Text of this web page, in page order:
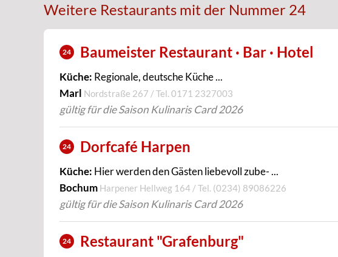
Weitere Restaurants mit der Nummer 24
24 Baumeister Restaurant · Bar · Hotel
Küche: Regionale, deutsche Küche ...
Marl Nordstraße 267 / Tel. 0171 2327003
gültig für die Saison Kulinaris Card 2026
24 Dorfcafé Harpen
Küche: Hier werden den Gästen liebevoll zube- ...
Bochum Harpener Hellweg 164 / Tel. (0234) 89086226
gültig für die Saison Kulinaris Card 2026
24 Restaurant "Grafenburg"